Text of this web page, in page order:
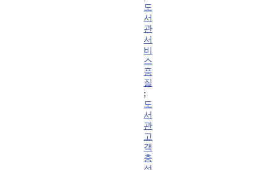
도
서
관
서
비
스
품
질
;
도
서
관
고
객
충